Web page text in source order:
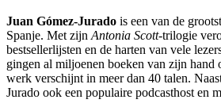
Juan Gómez-Jurado is een van de
Spanje. Met zijn Antonia Scott-trilogie
bestsellerlijsten en de harten van vele
gingen al miljoenen boeken van zijn hand
werk verschijnt in meer dan 40 talen.
Jurado ook een populaire podcasthost en